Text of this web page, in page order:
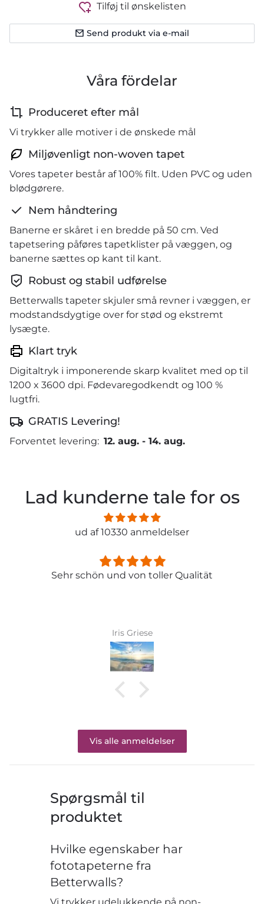
Tilføj til ønskelisten
Send produkt via e-mail
Våra fördelar
Produceret efter mål
Vi trykker alle motiver i de ønskede mål
Miljøvenligt non-woven tapet
Vores tapeter består af 100% filt. Uden PVC og uden
blødgørere.
Nem håndtering
Banerne er skåret i en bredde på 50 cm. Ved
tapetsering påføres tapetklister på væggen, og
banerne sættes op kant til kant.
Robust og stabil udførelse
Betterwalls tapeter skjuler små revner i væggen, er
modstandsdygtige over for stød og ekstremt
lysægte.
Klart tryk
Digitaltryk i imponerende skarp kvalitet med op til
1200 x 3600 dpi. Fødevaregodkendt og 100 %
lugtfri.
GRATIS Levering!
Forventet levering: 12. aug. - 14. aug.
Lad kunderne tale for os
ud af 10330 anmeldelser
Sehr schön und von toller Qualität
Iris Griese
Vis alle anmeldelser
Spørgsmål til
produktet
Hvilke egenskaber har
fototapeterne fra
Betterwalls?